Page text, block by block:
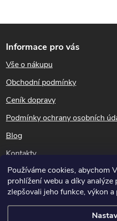
Používáme cookies, abychom
prohlížení webu a díky
zlepšovali jeho funkce, výkon
k
y
v
ý
p
i
s
u
á
p
a
Informace pro vás
Vše o nákupu
Obchodní podmínky
Ceník dopravy
Podmínky ochrany osobních
Blog
Kontakty
Dotazy k objednávkám
info@hubeni-